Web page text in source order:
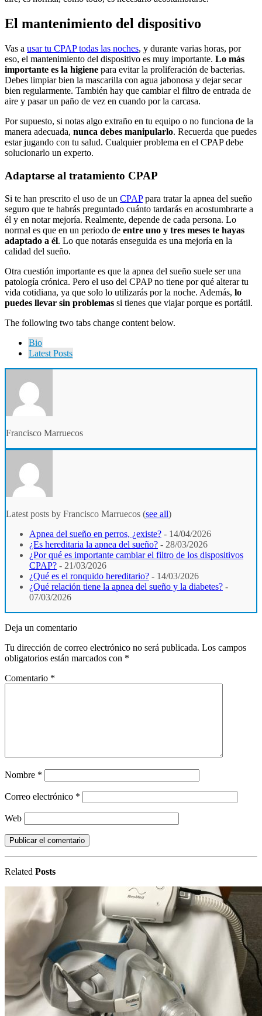
El mantenimiento del dispositivo
Vas a usar tu CPAP todas las noches, y durante varias horas, por
eso, el mantenimiento del dispositivo es muy importante. Lo más
importante es la higiene para evitar la proliferación de bacterias.
Debes limpiar bien la mascarilla con agua jabonosa y dejar secar
bien regularmente. También hay que cambiar el filtro de entrada de
aire y pasar un paño de vez en cuando por la carcasa.
Por supuesto, si notas algo extraño en tu equipo o no funciona de la
manera adecuada, nunca debes manipularlo. Recuerda que puedes
estar jugando con tu salud. Cualquier problema en el CPAP debe
solucionarlo un experto.
Adaptarse al tratamiento CPAP
Si te han prescrito el uso de un CPAPpara tratar la apnea del sueño
seguro que te habrás preguntado cuánto tardarás en acostumbrarte a
él y en notar mejoría. Realmente, depende de cada persona. Lo
normal es que en un periodo de entre uno y tres meses te hayas
adaptado a él. Lo que notarás enseguida es una mejoría en la
calidad del sueño.
Otra cuestión importante es que la apnea del sueño suele ser una
patología crónica. Pero el uso del CPAP no tiene por qué alterar tu
vida cotidiana, ya que solo lo utilizarás por la noche. Además, lo
puedes llevar sin problemas si tienes que viajar porque es portátil.
The following two tabs change content below.
Bio
Latest Posts
Francisco Marruecos
Latest posts by Francisco Marruecos (see all)
Apnea del sueño en perros, ¿existe? - 14/04/2026
¿Es hereditaria la apnea del sueño? - 28/03/2026
¿Por qué es importante cambiar el filtro de los dispositivos
CPAP? - 21/03/2026
¿Qué es el ronquido hereditario? - 14/03/2026
¿Qué relación tiene la apnea del sueño y la diabetes? -
07/03/2026
Deja un comentario
Tu dirección de correo electrónico no será publicada. Los campos
obligatorios están marcados con *
Comentario *
Nombre *
Correo electrónico *
Web
Related Posts